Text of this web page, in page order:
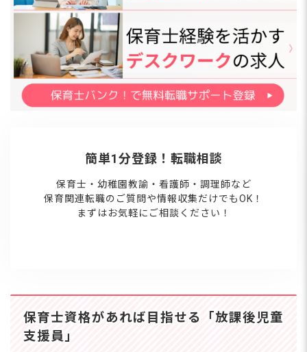
簡単1分登録！転職相談
保育士・幼稚園教諭・看護師・調理師など
保育関連転職のご質問や情報収集だけでもOK！
まずはお気軽にご相談ください！
保育士資格があれば目指せる「放課後児童
支援員」